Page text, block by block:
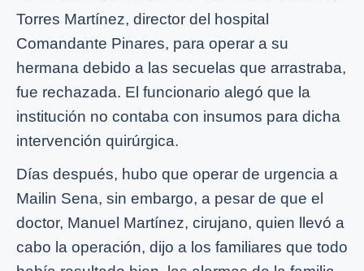
Torres Martínez, director del hospital
Comandante Pinares, para operar a su
hermana debido a las secuelas que arrastraba,
fue rechazada. El funcionario alegó que la
institución no contaba con insumos para dicha
intervención quirúrgica.
Días después, hubo que operar de urgencia a
Mailin Sena, sin embargo, a pesar de que el
doctor, Manuel Martínez, cirujano, quien llevó a
cabo la operación, dijo a los familiares que todo